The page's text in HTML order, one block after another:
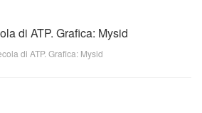
di ATP. Grafica: Mysid